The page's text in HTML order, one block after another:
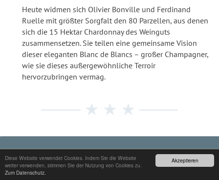
Akzeptieren
Diese Website verwendet Cookies. Indem Sie die Website
weiter verwenden, stimmen Sie der Nutzung von Cookies zu.
Zum Datenschutz.
Heute widmen sich Olivier Bonville und Ferdinand
Ruelle mit größter Sorgfalt den 80 Parzellen, aus denen
sich die 15 Hektar Chardonnay des Weinguts
zusammensetzen. Sie teilen eine gemeinsame Vision
dieser eleganten Blanc de Blancs – großer Champagner,
wie sie dieses außergewöhnliche Terroir
hervorzubringen vermag.
© COPYRIGHT 2026 - CHAMPAGNER GUIDE
STARTSEITE- ­KONTAKT- ­ IMPRESSUM-DATENSCHUTZ